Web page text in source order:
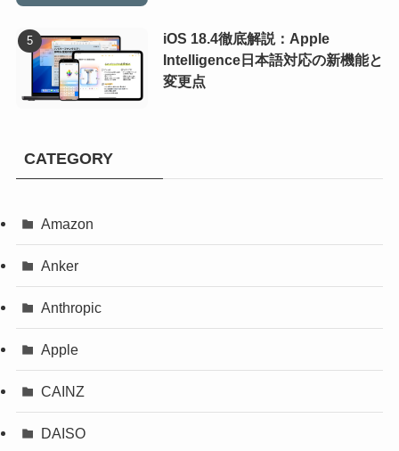
iOS 18.4徹底解説：Apple
Intelligence日本語対応の新機能と
変更点
CATEGORY
Amazon
Anker
Anthropic
Apple
CAINZ
DAISO